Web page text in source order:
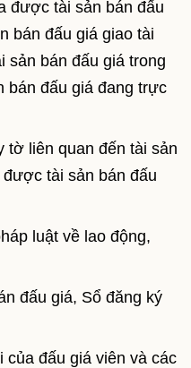
được tài sản bán đấu
bán đấu giá giao tài
bán đấu giá trong
đấu giá đang trực
tờ liên quan đến tài sản
tài sản bán đấu
luật về lao động,
đấu giá, Sổ đăng ký
đấu giá viên và các